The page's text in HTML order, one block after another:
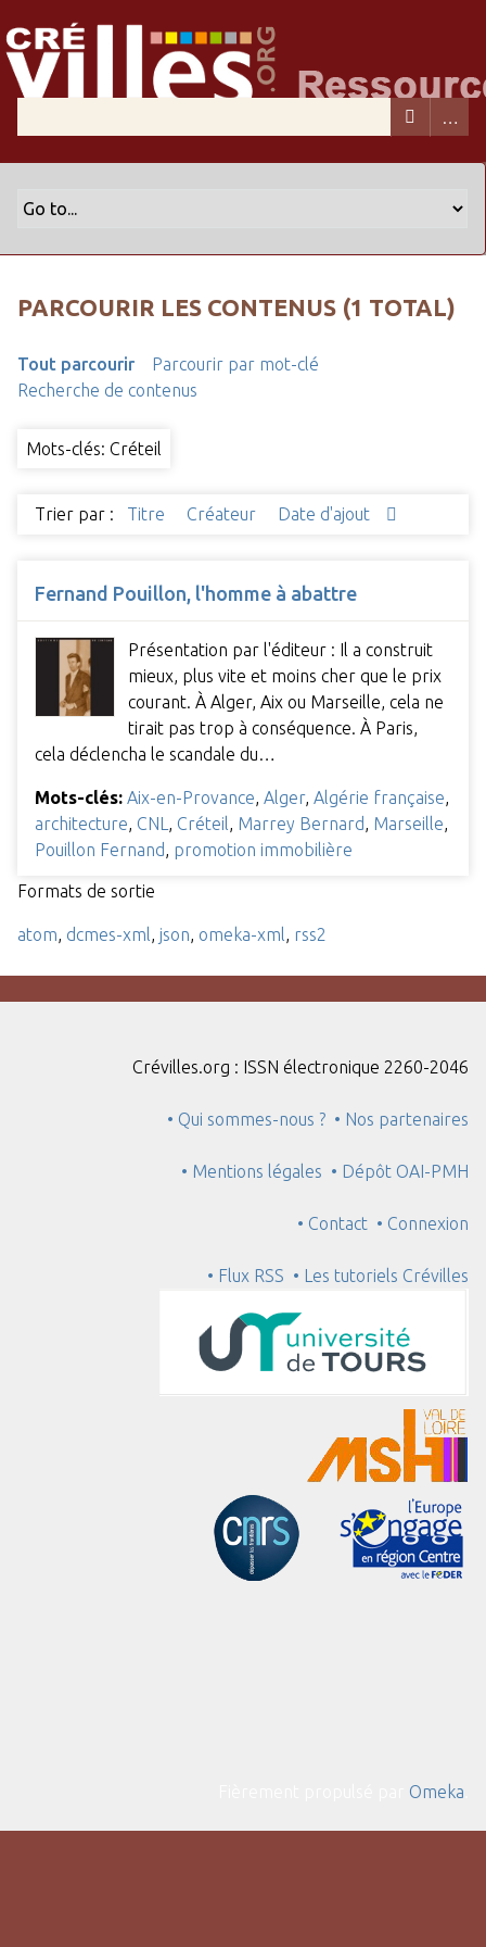
PARCOURIR LES CONTENUS (1 TOTAL)
Tout parcourir
Parcourir par mot-clé
Recherche de contenus
Mots-clés: Créteil
Trier par : Titre Créateur Date d'ajout
Fernand Pouillon, l'homme à abattre
Présentation par l'éditeur : Il a construit
mieux, plus vite et moins cher que le prix
courant. À Alger, Aix ou Marseille, cela ne
tirait pas trop à conséquence. À Paris,
cela déclencha le scandale du…
Mots-clés: Aix-en-Provance Alger, Algérie française
architecture CNL Créteil Marrey Bernard Marseille
Pouillon Fernand
promotion immobilière
Formats de sortie
atom dcmes-xml json omeka-xml rss2
Crévilles.org : ISSN électronique 2260-2046
• Qui sommes-nous ? • Nos partenaires
• Mentions légales • Dépôt OAI-PMH
• Contact • Connexion
• Flux RSS • Les tutoriels Crévilles
Omeka